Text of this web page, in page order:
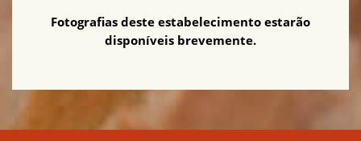
Fotografias deste estabelecimento estarão
disponíveis brevemente.